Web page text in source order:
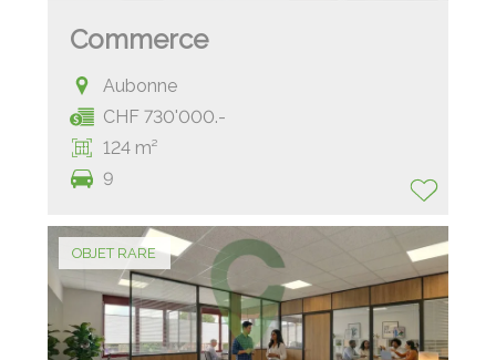
Commerce
Aubonne
CHF 730'000.-
124 m²
9
OBJET RARE